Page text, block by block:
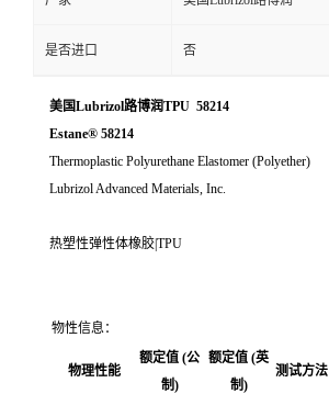
是否进口 否
美国Lubrizol路博润TPU 58214
Estane® 58214
Thermoplastic Polyurethane Elastomer (Polyether)
Lubrizol Advanced Materials, Inc.
热塑性弹性体橡胶|TPU
物性信息：
物理性能
额定值 (公
制)
额定值 (英
制)
测试方法